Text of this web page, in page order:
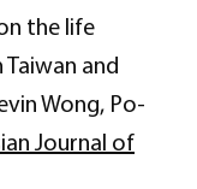
the life
and
Wong, Po-
Journal of